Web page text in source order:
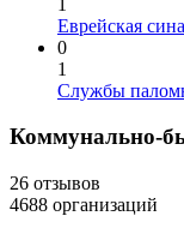
Еврейская
0
1
Службы
Коммунально-
26 отзывов
4688 организаций